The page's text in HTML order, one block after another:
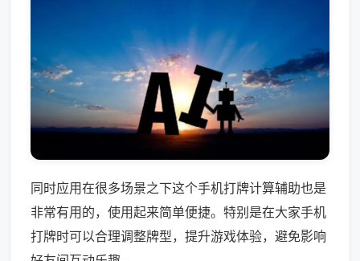
同时应用在很多场景之下这个手机打牌计算辅助也是
非常有用的，使用起来简单便捷。特别是在大家手机
打牌时可以合理调整牌型，提升游戏体验，避免影响